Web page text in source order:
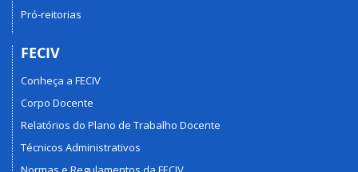
Pró-reitorias
FECIV
Conheça a FECIV
Corpo Docente
Relatórios do Plano de Trabalho Docente
Técnicos Administrativos